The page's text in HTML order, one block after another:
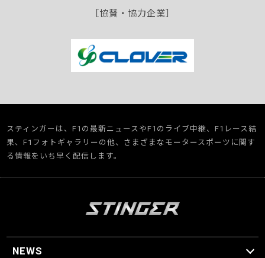
［協賛・協力企業］
スティンガーは、F1の最新ニュースやF1のライブ中継、F1レース結
果、F1フォトギャラリーの他、さまざまなモータースポーツに関す
る情報をいち早く配信します。
NEWS